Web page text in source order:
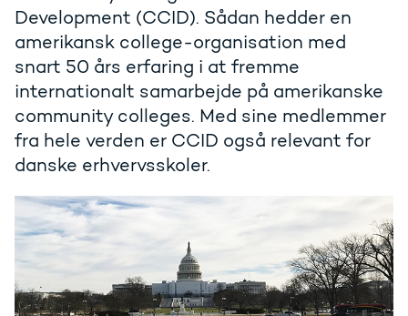
Development (CCID). Sådan hedder en
amerikansk college-organisation med
snart 50 års erfaring i at fremme
internationalt samarbejde på amerikanske
community colleges. Med sine medlemmer
fra hele verden er CCID også relevant for
danske erhvervsskoler.